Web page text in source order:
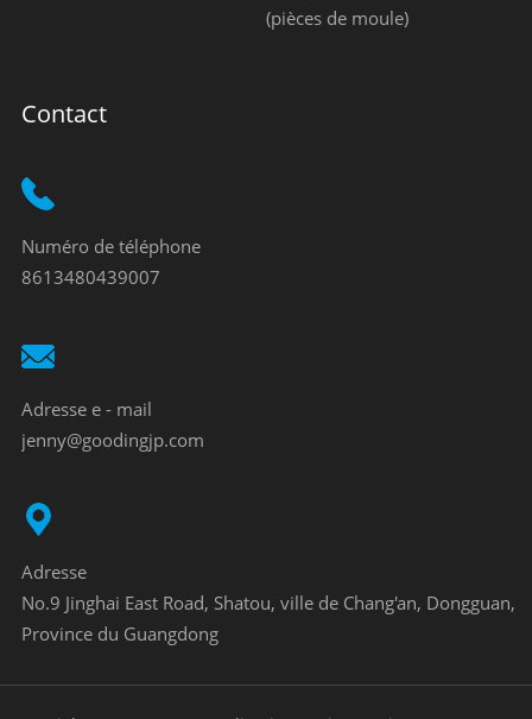
(pièces de moule)
Contact
Numéro de téléphone
8613480439007
Adresse e - mail
jenny@goodingjp.com
Adresse
No.9 Jinghai East Road, Shatou, ville de Chang'an, Dongguan,
Province du Guangdong